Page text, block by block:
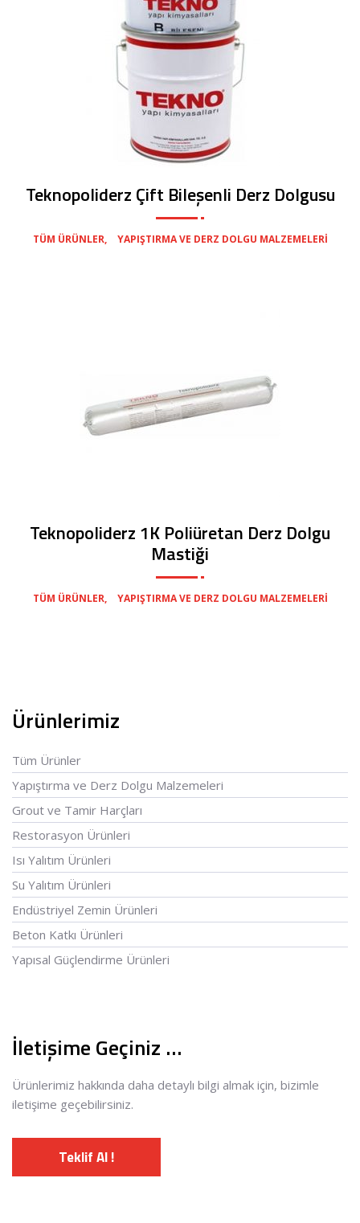
Ürünlerimiz
Tüm Ürünler
Yapıştırma ve Derz Dolgu Malzemeleri
Grout ve Tamir Harçları
Restorasyon Ürünleri
Isı Yalıtım Ürünleri
Su Yalıtım Ürünleri
Endüstriyel Zemin Ürünleri
Beton Katkı Ürünleri
Yapısal Güçlendirme Ürünleri
İletişime Geçiniz …
Ürünlerimiz hakkında daha detaylı bilgi almak için, bizimle
iletişime geçebilirsiniz.
Teklif Al !
Teknopoliderz Çift Bileşenli Derz Dolgusu
TÜM ÜRÜNLER YAPIŞTIRMA VE DERZ DOLGU MALZEMELERI
Teknopoliderz 1K Poliüretan Derz Dolgu
Mastiği
TÜM ÜRÜNLER YAPIŞTIRMA VE DERZ DOLGU MALZEMELERI